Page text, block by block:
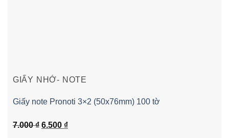
GIẤY NHỚ- NOTE
Giấy note Pronoti 3×2 (50x76mm) 100 tờ
7.000₫ Giá
6.500 ₫Giá